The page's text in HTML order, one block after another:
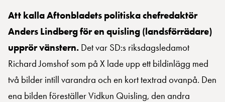
Att kalla Aftonbladets politiska chefredaktör
Anders Lindberg för en quisling (landsförrädare)
upprör vänstern. Det var SD:s riksdagsledamot
Richard Jomshof som på X lade upp ett bildinlägg med
två bilder intill varandra och en kort textrad ovanpå. Den
ena bilden föreställer Vidkun Quisling, den andra